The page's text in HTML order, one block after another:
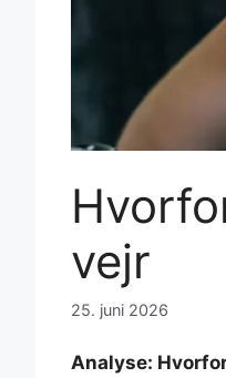
vejr
25. juni 2026
Analyse: